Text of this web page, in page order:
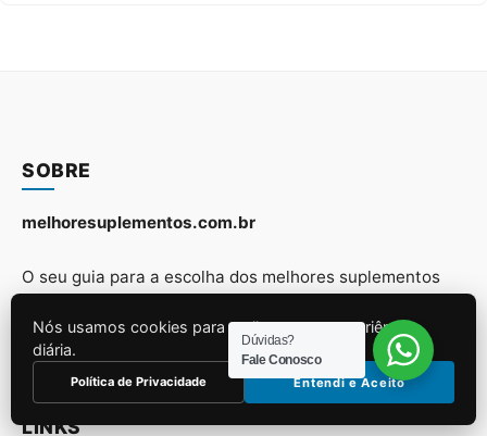
SOBRE
melhoresuplementos.com.br
O seu guia para a escolha dos melhores suplementos
Aproveitem!⚡
LINKS
Dúvidas?
Fale Conosco
Nós usamos cookies para melhorar sua experiência
diária.
Política de Privacidade Entendi e Aceito